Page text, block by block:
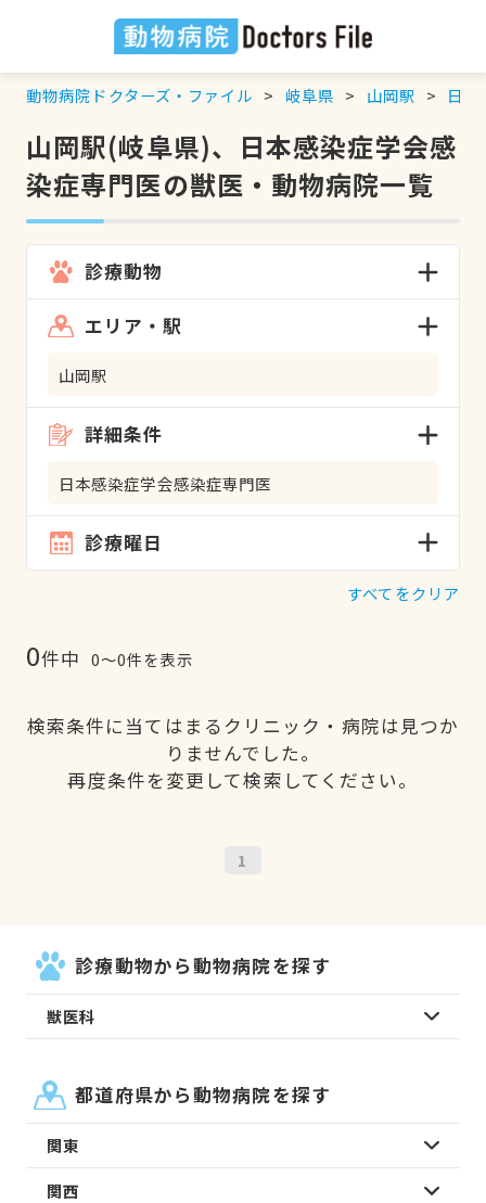
動物病院ドクターズ・ファイル 岐阜県 山岡駅 日本
山岡駅(岐阜県)、日本感染症学会感
染症専門医の獣医・動物病院一覧
診療動物
エリア・駅
山岡駅
詳細条件
日本感染症学会感染症専門医
診療曜日
すべてをクリア
0件中 0〜0件を表示
検索条件に当てはまるクリニック・病院は見つか
りませんでした。
再度条件を変更して検索してください。
1
診療動物から動物病院を探す
獣医科
都道府県から動物病院を探す
関東
関西